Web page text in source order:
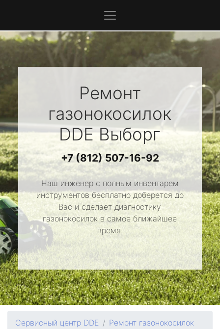
Ремонт
газонокосилок
DDEВыборг
+7 (812) 507-16-92
Наш инженер с полным инвентарем
инструментов бесплатно доберется до
Вас и сделает диагностику
газонокосилок в самое ближайшее
время.
Сервисный центр DDE
Ремонт газонокосилок